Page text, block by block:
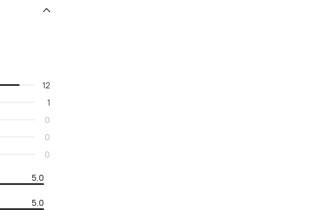
12
1
0
0
0
5.0
5.0